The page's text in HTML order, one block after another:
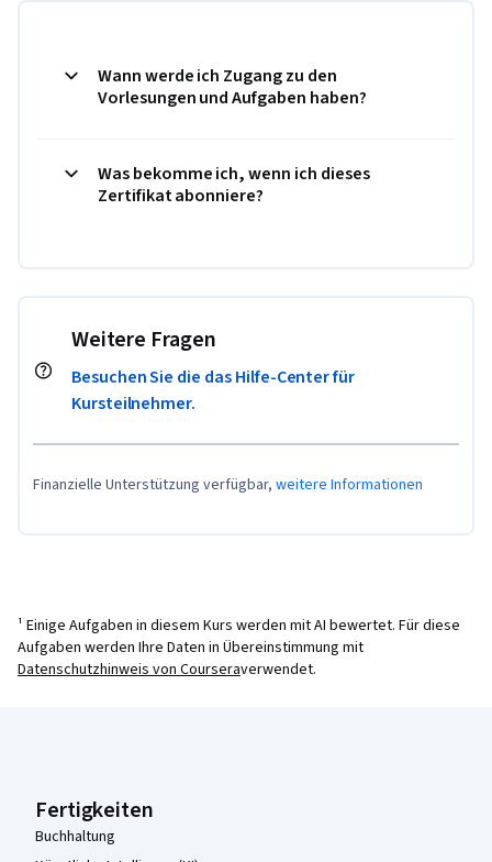
Wann werde ich Zugang zu den
Vorlesungen und Aufgaben haben?
Was bekomme ich, wenn ich dieses
Zertifikat abonniere?
Weitere Fragen
Besuchen Sie die das Hilfe-Center für
Kursteilnehmer.
Finanzielle Unterstützung verfügbar, weitere Informationen
¹ Einige Aufgaben in diesem Kurs werden mit AI bewertet. Für diese
Aufgaben werden Ihre Daten in Übereinstimmung mit
Datenschutzhinweis von Courseraverwendet.
Fertigkeiten
Buchhaltung